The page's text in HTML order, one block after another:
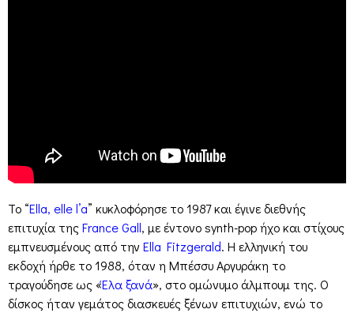
Το “Ella, elle l’a” κυκλοφόρησε το 1987 και έγινε διεθνής
επιτυχία τηςFrance Gall, με έντονο synth-pop ήχο και στίχους
εμπνευσμένους από την Ella Fitzgerald. Η ελληνική του
εκδοχή ήρθε το 1988, όταν η Μπέσσυ Αργυράκη το
τραγούδησε ως «Έλα ξανά», στο ομώνυμο άλμπουμ της. Ο
δίσκος ήταν γεμάτος διασκευές ξένων επιτυχιών, ενώ το